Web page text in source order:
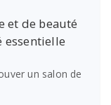
et de beauté
essentielle
un salon de